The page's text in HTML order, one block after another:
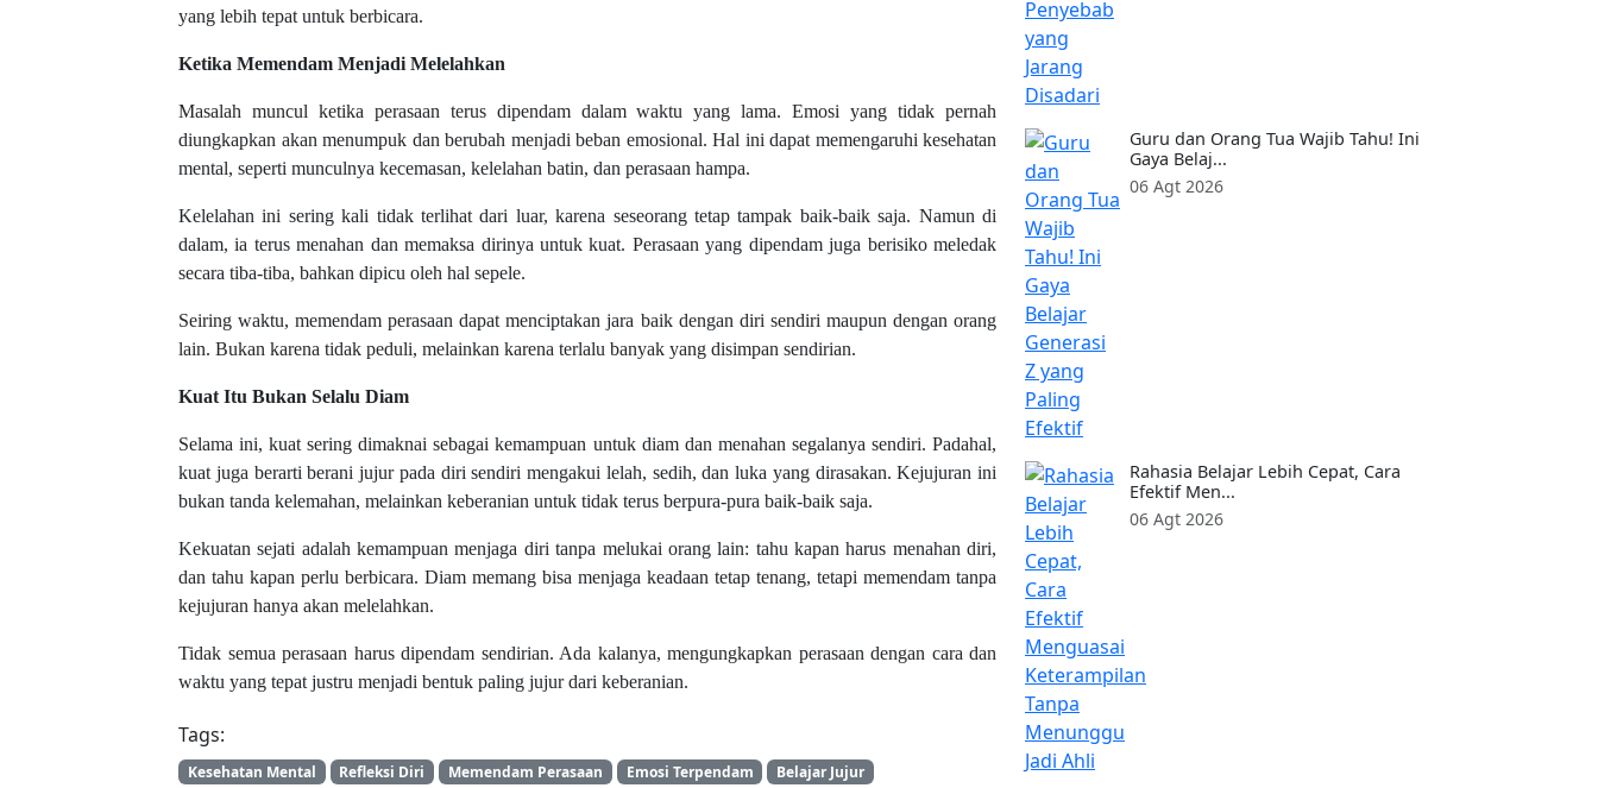
yang lebih tepat untuk berbicara.
Ketika Memendam Menjadi Melelahkan
Masalah muncul ketika perasaan terus dipendam dalam waktu yang lama. Emosi yang tidak pernah
diungkapkan akan menumpuk dan berubah menjadi beban emosional. Hal ini dapat memengaruhi kesehatan
mental, seperti munculnya kecemasan, kelelahan batin, dan perasaan hampa.
Kelelahan ini sering kali tidak terlihat dari luar, karena seseorang tetap tampak baik-baik saja. Namun di
dalam, ia terus menahan dan memaksa dirinya untuk kuat. Perasaan yang dipendam juga berisiko meledak
secara tiba-tiba, bahkan dipicu oleh hal sepele.
Seiring waktu, memendam perasaan dapat menciptakan jara baik dengan diri sendiri maupun dengan orang
lain. Bukan karena tidak peduli, melainkan karena terlalu banyak yang disimpan sendirian.
Kuat Itu Bukan Selalu Diam
Selama ini, kuat sering dimaknai sebagai kemampuan untuk diam dan menahan segalanya sendiri. Padahal,
kuat juga berarti berani jujur pada diri sendiri mengakui lelah, sedih, dan luka yang dirasakan. Kejujuran ini
bukan tanda kelemahan, melainkan keberanian untuk tidak terus berpura-pura baik-baik saja.
Kekuatan sejati adalah kemampuan menjaga diri tanpa melukai orang lain: tahu kapan harus menahan diri,
dan tahu kapan perlu berbicara. Diam memang bisa menjaga keadaan tetap tenang, tetapi memendam tanpa
kejujuran hanya akan melelahkan.
Tidak semua perasaan harus dipendam sendirian. Ada kalanya, mengungkapkan perasaan dengan cara dan
waktu yang tepat justru menjadi bentuk paling jujur dari keberanian.
Tags:
Kesehatan Mental Refleksi Diri Memendam Perasaan Emosi Terpendam Belajar Jujur
Guru dan Orang Tua Wajib Tahu! Ini
Gaya Belaj...
06 Agt 2026
Rahasia Belajar Lebih Cepat, Cara
Efektif Men...
06 Agt 2026